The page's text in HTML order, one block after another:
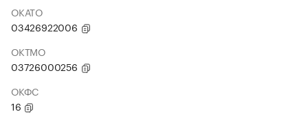
ОКАТО
03426922006
ОКТМО
03726000256
ОКФС
16